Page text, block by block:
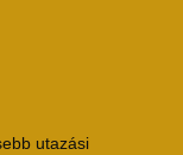
utazási